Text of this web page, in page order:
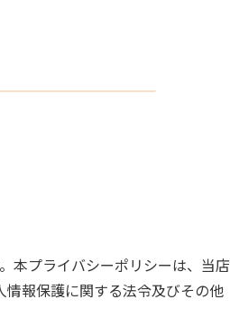
本プライバシーポリシーは、当店
報保護に関する法令及びその他